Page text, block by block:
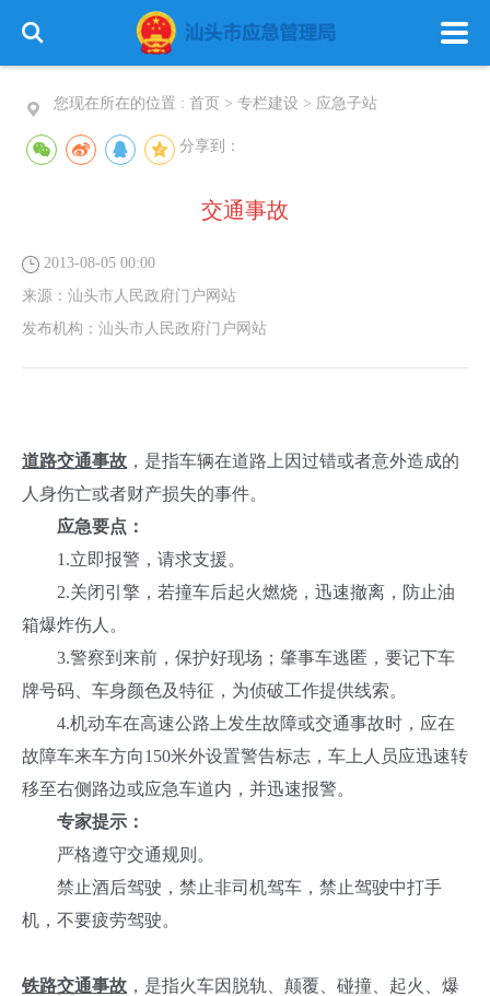
政务服务
信息公开 专栏建设
您现在所在的位置 : 首页 > 专栏建设 > 应急子站
分享到：
交通事故
2013-08-05 00:00
来源： 汕头市人民政府门户网站
发布机构： 汕头市人民政府门户网站
道路交通事故 ，是指车辆在道路上因过错或者意外造成的
人身伤亡或者财产损失的事件。
应急要点：
1.立即报警，请求支援。
2.关闭引擎，若撞车后起火燃烧，迅速撤离，防止油
箱爆炸伤人。
3.警察到来前，保护好现场；肇事车逃匿，要记下车
牌号码、车身颜色及特征，为侦破工作提供线索。
4.机动车在高速公路上发生故障或交通事故时，应在
故障车来车方向150米外设置警告标志，车上人员应迅速转
移至右侧路边或应急车道内，并迅速报警。
专家提示：
严格遵守交通规则。
禁止酒后驾驶，禁止非司机驾车，禁止驾驶中打手
机，不要疲劳驾驶。
铁路交通事故 ，是指火车因脱轨、颠覆、碰撞、起火、爆